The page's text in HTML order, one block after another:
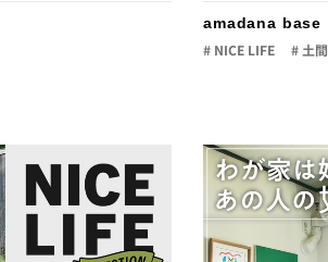
amadana base
# NICE LIFE # 土間